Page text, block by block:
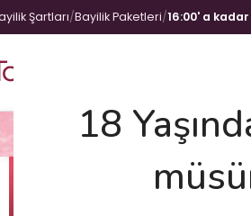
18
Şartları/Bayilik Paketleri/16:00' a
Anal